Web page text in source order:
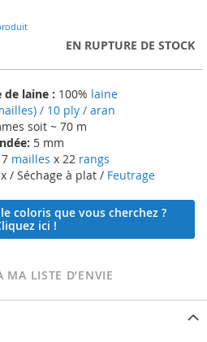
EN RUPTURE DE STOCK
laine : 100% laine
/ 10 ply / aran
soit ~ 70 m
5 mm
mailles x 22 rangs
/ Séchage à plat / Feutrage
coloris que vous cherchez ?
ici !
MA LISTE D’ENVIE